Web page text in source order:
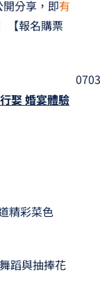
開分享，即有
【報名購票
娶 婚宴體驗
精彩菜色
蹈與抽捧花